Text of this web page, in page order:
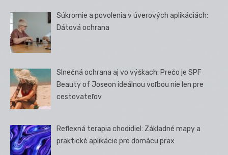
Súkromie a povolenia v úverových aplikáciách:
Dátová ochrana
Slnečná ochrana aj vo výškach: Prečo je SPF
Beauty of Joseon ideálnou voľbou nie len pre
cestovateľov
Reflexná terapia chodidiel: Základné mapy a
praktické aplikácie pre domácu prax